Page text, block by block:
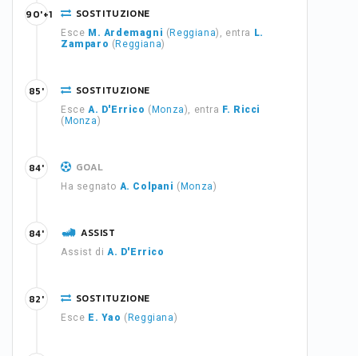
SOSTITUZIONE
Esce M. Ardemagni ( Reggiana), entra
L.
Zamparo ( Reggiana)
90'+1
SOSTITUZIONE
Esce A. D'Errico ( Monza), entra F. Ricci
( Monza)
85'
GOAL
Ha segnato A. Colpani ( Monza)
84'
ASSIST
Assist di A. D'Errico
84'
SOSTITUZIONE
Esce E. Yao ( Reggiana)
82'